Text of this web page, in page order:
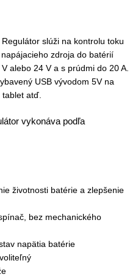
slúži na kontrolu toku
zdroja do batérií
alebo 24 V a s prúdmi do 20 A.
USB vývodom 5V na
tablet atď.
vykonáva podľa
životnosti batérie a zlepšenie
bez mechanického
napätia batérie